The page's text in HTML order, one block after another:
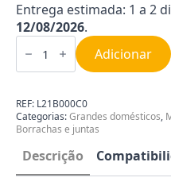
Entrega estimada: 1 a 2
12/08/2026.
Quantidade
de
do
para
Máquina
de
Lavar
Roupa
Fagor
L21B000C0
Adicionar
REF: L21B000C0
Categorias:Grandes domésticos,
Borrachas e juntas
Descrição